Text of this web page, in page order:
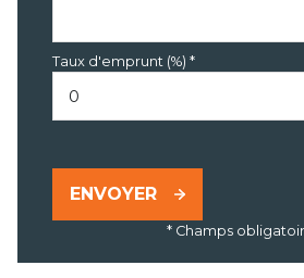
Taux d'emprunt (%) *
ENVOYER
* Champs